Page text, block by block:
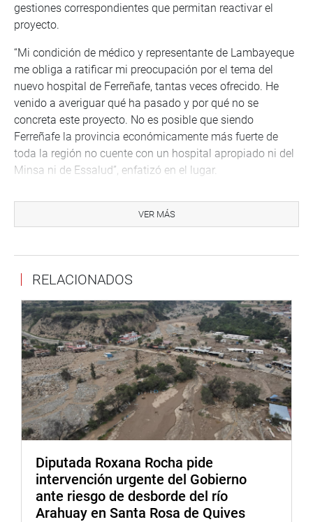
gestiones correspondientes que permitan reactivar el
proyecto.
“Mi condición de médico y representante de Lambayeque
me obliga a ratificar mi preocupación por el tema del
nuevo hospital de Ferreñafe, tantas veces ofrecido. He
venido a averiguar qué ha pasado y por qué no se
concreta este proyecto. No es posible que siendo
Ferreñafe la provincia económicamente más fuerte de
toda la región no cuente con un hospital apropiado ni del
Minsa ni de Essalud”, enfatizó en el lugar.
Ferrañafe y Chiclayo con el personal médico y con las
autoridades provinciales y regionales, respectivamente;
ferreñafano. Agregó que más allá las diferencias políticas,
lo importante es unir esfuerzos para atender las
demandas de la población.
El proyecto del nuevo hospital de Ferreñafe fue anunciado
el pasado mes de junio durante la reunión de trabajo
«Proyectos Especiales del Sector Salud», convocada por el
Ministerio de Salud en Lima. En aquella oportunidad se
señaló que la obra demandaría una inversión de 151
millones de soles y que ya figuraba en el Programa de
Proyectos Nacionales.
Despacho del congresista Alejandro Aguinaga
Coordinaciones de Prensa: Carlos Castillo – 999055113
VER MÁS
RELACIONADOS
Diputada Roxana Rocha pide
intervención urgente del Gobierno
ante riesgo de desborde del río
Arahuay en Santa Rosa de Quives